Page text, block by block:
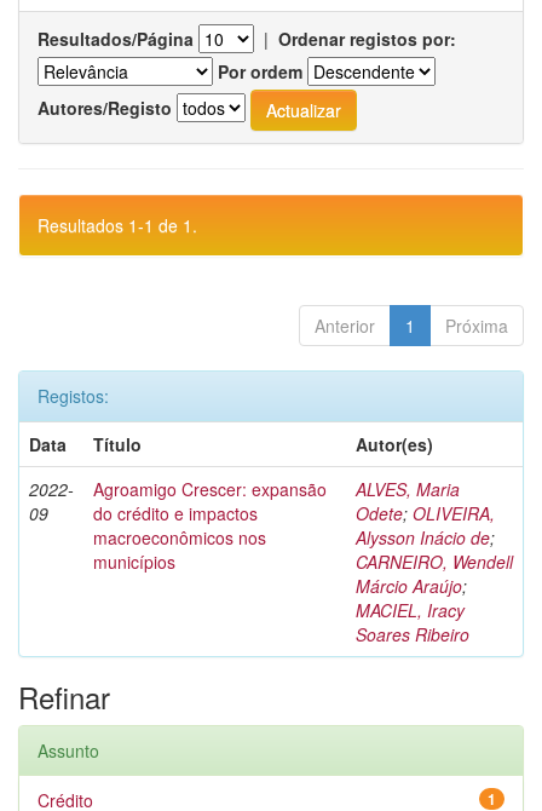
Resultados/Página | Ordenar registos por:
Por ordem
Autores/Registo
Resultados 1-1 de 1.
Anterior 1 Próxima
Registos:
Data
Título
Autor(es)
2022-
09
Agroamigo Crescer: expansão
do crédito e impactos
macroeconômicos nos
municípios
ALVES, Maria
Odete; OLIVEIRA,
Alysson Inácio de;
CARNEIRO, Wendell
Márcio Araújo;
MACIEL, Iracy
Soares Ribeiro
Refinar
Assunto
1
Crédito